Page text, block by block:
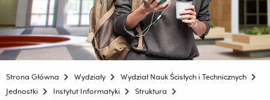
Strona Główna Wydziały
Wydział Nauk Ścisłych i Technicznych
Jednostki
Instytut Informatyki
Struktura